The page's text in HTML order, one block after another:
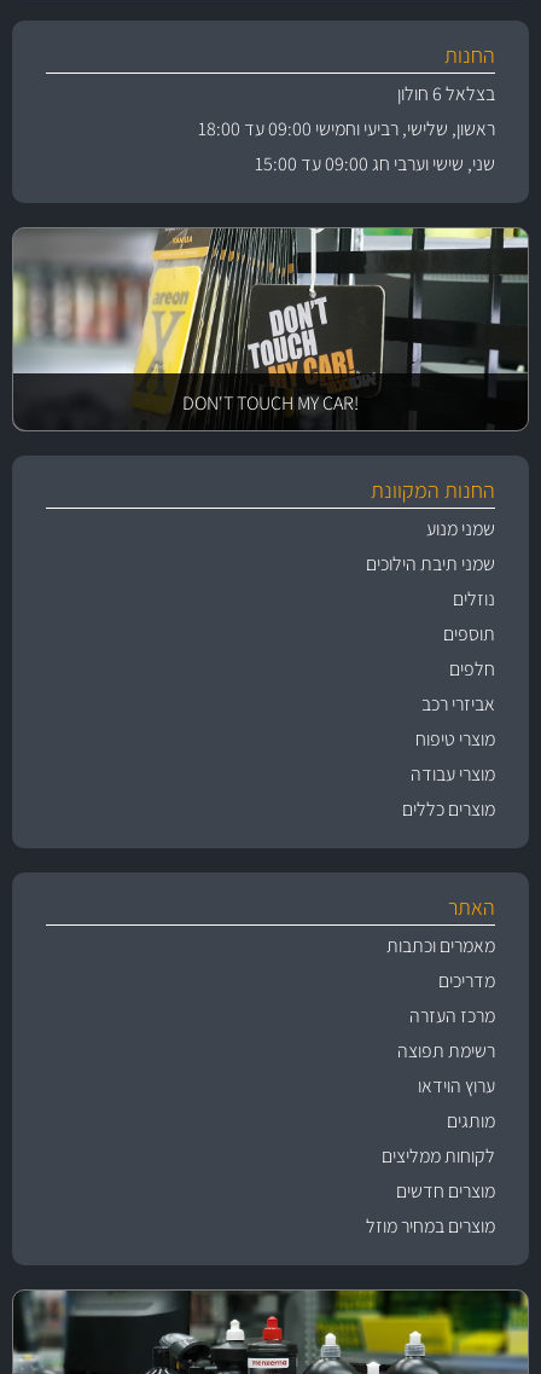
החנות
בצלאל 6 חולון
ראשון, שלישי, רביעי וחמישי 09:00 עד 18:00
שני, שישי וערבי חג 09:00 עד 15:00
!DON'T TOUCH MY CAR
החנות המקוונת
שמני מנוע
שמני תיבת הילוכים
נוזלים
תוספים
חלפים
אביזרי רכב
מוצרי טיפוח
מוצרי עבודה
מוצרים כללים
האתר
מאמרים וכתבות
מדריכים
מרכז העזרה
רשימת תפוצה
ערוץ הוידאו
מותגים
לקוחות ממליצים
מוצרים חדשים
מוצרים במחיר מוזל